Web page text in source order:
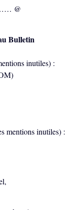
@
Bulletin
inutiles) :
mentions inutiles) :